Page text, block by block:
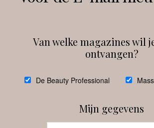
Van welke magazines wil
ontvangen?
De Beauty Professional
Mijn gegevens